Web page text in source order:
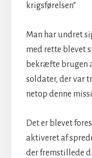
krigsførelsen“
Man har undret
med rette blevet
bekræfte brugen
soldater, der var
netop denne
Det er blevet
aktiveret af
der fremstillede